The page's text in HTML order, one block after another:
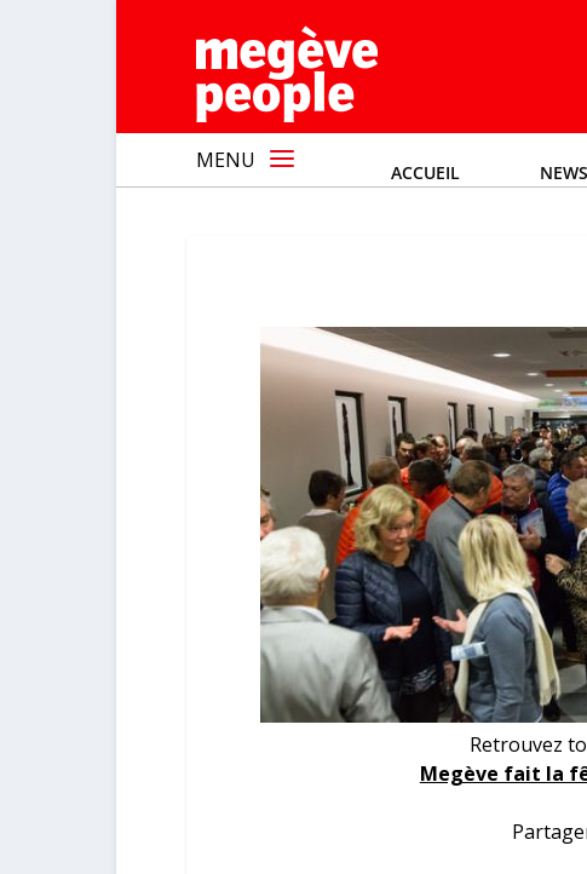
MENU ACCUEIL NEWS
Retrouvez
Megève fait la